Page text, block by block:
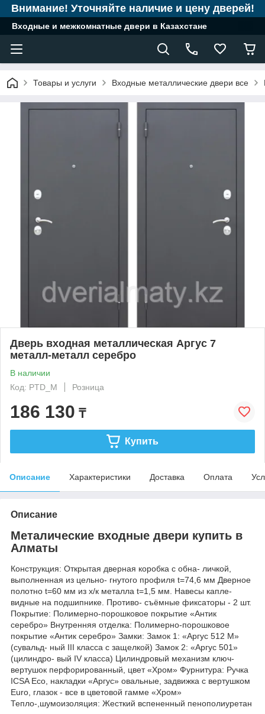
Внимание! Уточняйте наличие и цену дверей!
Входные и межкомнатные двери в Казахстане
Товары и услуги Входные металлические двери все
Дверь входная металлическая Аргус 7
металл-металл серебро
В наличии
Код: PTD_M
Розница
186 130 ₸
Купить
Описание Характеристики Доставка Оплата
Описание
Металические входные двери купить в
Алматы
Конструкция: Открытая дверная коробка c обна- личкой,
выполненная из цельно- гнутого профиля t=74,6 мм Дверное
полотно t=60 мм из х/к металла t=1,5 мм. Навесы капле-
видные на подшипнике. Противо- съёмные фиксаторы - 2 шт.
Покрытие: Полимерно-порошковое покрытие «Антик
серебро» Внутренняя отделка: Полимерно-порошковое
покрытие «Антик серебро» Замки: Замок 1: «Аргус 512 М»
(сувальд- ный III класса с защелкой) Замок 2: «Аргус 501»
(цилиндро- вый IV класса) Цилиндровый механизм ключ-
вертушок перфорированный, цвет «Хром» Фурнитура: Ручка
ICSA Eco, накладки «Аргус» овальные, задвижка с вертушком
Euro, глазок - все в цветовой гамме «Хром»
Тепло-,шумоизоляция: Жесткий вспененный пенополиуретан